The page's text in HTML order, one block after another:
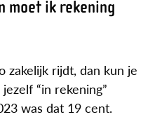
moet ik rekening
zakelijk rijdt, dan kun je
“in rekening”
was dat 19 cent.